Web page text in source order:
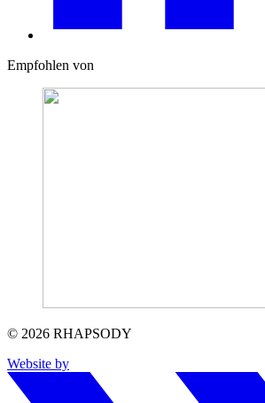
Empfohlen von
© 2026 RHAPSODY
Website by